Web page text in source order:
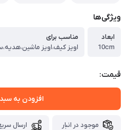
ویژگی‌ها
ابعاد
10cm
مناسب برای
اویز کیف،اویز
قیمت:
افزودن به
موجود در انبار ارسال